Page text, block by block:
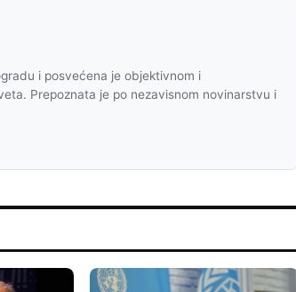
i posvećena je objektivnom i
Prepoznata je po nezavisnom novinarstvu i